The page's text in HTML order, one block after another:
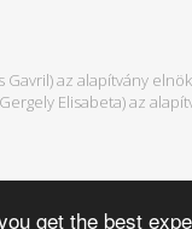
get the best
Gavril) az alapítvány
Elisabeta) az